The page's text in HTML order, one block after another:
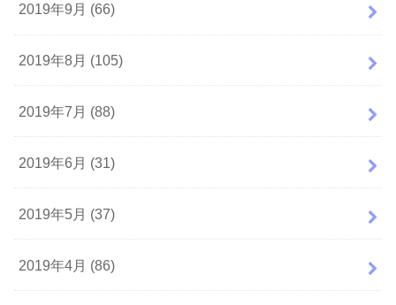
2019年9月 (66)
2019年8月 (105)
2019年7月 (88)
2019年6月 (31)
2019年5月 (37)
2019年4月 (86)